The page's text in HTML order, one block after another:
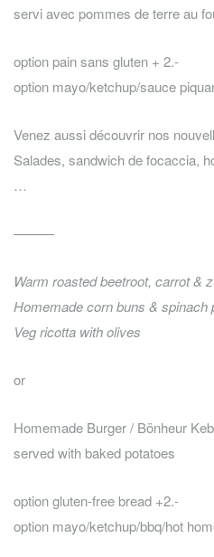
servi avec pommes de terre au
option pain sans gluten + 2.-
option mayo/ketchup/sauce
Venez aussi découvrir nos
Salades, sandwich de focaccia,
…
———
Warm roasted beetroot, carrot &
Homemade corn buns & spinach
Veg ricotta with olives
or
Homemade Burger / Bönheur
served with baked potatoes
option gluten-free bread +2.-
option mayo/ketchup/bbq/hot